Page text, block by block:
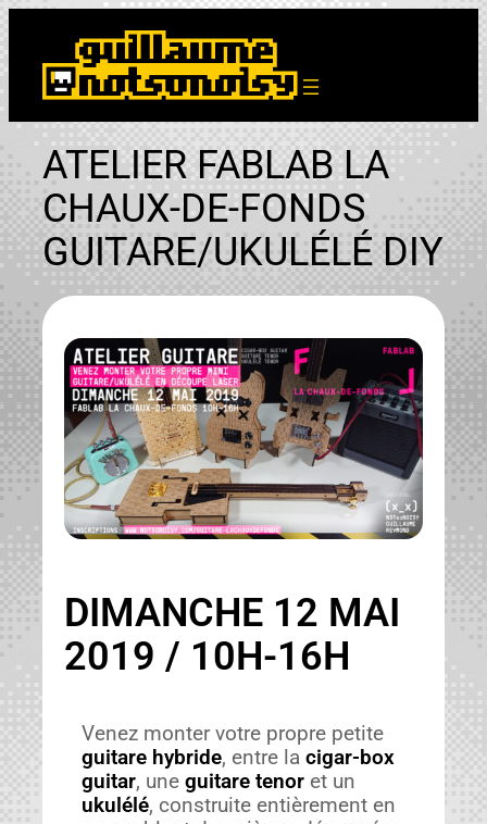
contenu
ATELIER FABLAB LA
CHAUX-DE-FONDS
GUITARE/UKULÉLÉ DIY
DIMANCHE 12 MAI
2019 / 10H-16H
Venez mon­ter votre pro­pre petite
gui­tare hybride, entre lacig­ar-box
gui­tar, unegui­tare tenor et un
ukulélé, con­stru­ite entière­ment en